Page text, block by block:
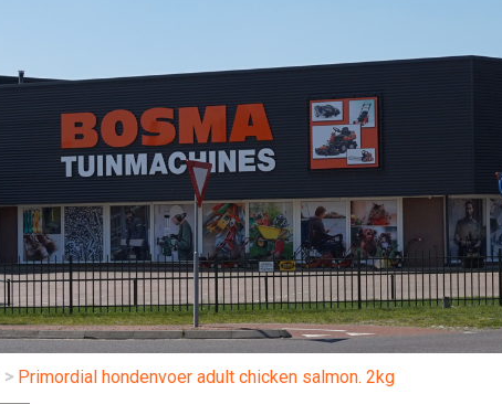
> Primordial hondenvoer adult chicken salmon. 2kg